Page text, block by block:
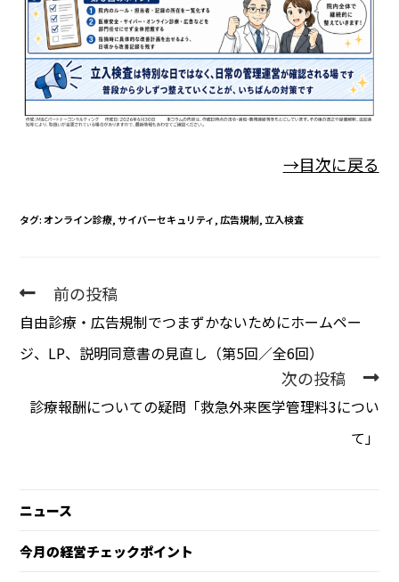
→目次に戻る
タグ:オンライン診療, サイバーセキュリティ, 広告規制, 立入検査
前の投稿
自由診療・広告規制でつまずかないために――ホームペー
ジ、LP、説明同意書の見直し（第5回／全6回）
次の投稿
診療報酬についての疑問「救急外来医学管理料3につい
て」
ニュース
今月の経営チェックポイント